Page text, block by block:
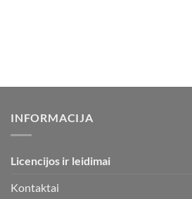
INFORMACIJA
Licencijos ir leidimai
Kontaktai